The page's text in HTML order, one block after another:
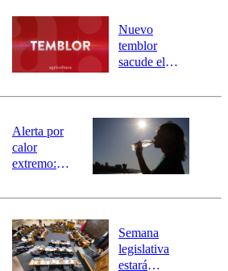
río Damas:
activa
mensajería
SAE
Nuevo
temblor
sacude el
revisa la
epicentro
Alerta por
calor
extremo:
activa Alerta
Preventiva en
tres comunas
Semana
legislativa
estará